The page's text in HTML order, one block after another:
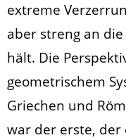
extreme
aber streng an
hält. Die
geometrischem
Griechen und
war der erste,